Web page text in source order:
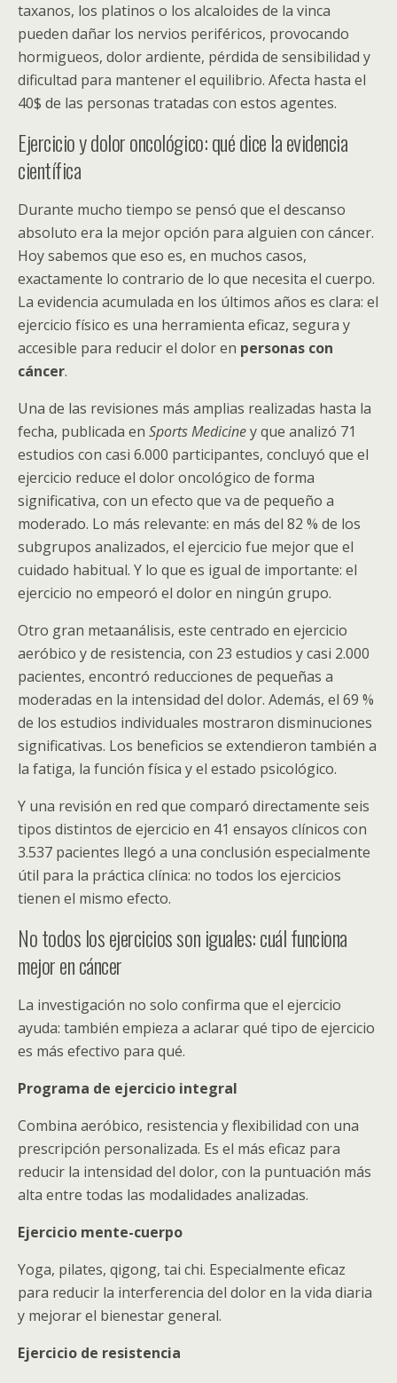
taxanos, los platinos o los alcaloides de la vinca
pueden dañar los nervios periféricos, provocando
hormigueos, dolor ardiente, pérdida de sensibilidad y
dificultad para mantener el equilibrio. Afecta hasta el
40$ de las personas tratadas con estos agentes.
Ejercicio y dolor oncológico: qué dice la evidencia
científica
Durante mucho tiempo se pensó que el descanso
absoluto era la mejor opción para alguien con cáncer.
Hoy sabemos que eso es, en muchos casos,
exactamente lo contrario de lo que necesita el cuerpo.
La evidencia acumulada en los últimos años es clara: el
ejercicio físico es una herramienta eficaz, segura y
accesible para reducir el dolor en personas con
cáncer.
Una de las revisiones más amplias realizadas hasta la
fecha, publicada en Sports Mediciney que analizó 71
estudios con casi 6.000 participantes, concluyó que el
ejercicio reduce el dolor oncológico de forma
significativa, con un efecto que va de pequeño a
moderado. Lo más relevante: en más del 82 % de los
subgrupos analizados, el ejercicio fue mejor que el
cuidado habitual. Y lo que es igual de importante: el
ejercicio no empeoró el dolor en ningún grupo.
Otro gran metaanálisis, este centrado en ejercicio
aeróbico y de resistencia, con 23 estudios y casi 2.000
pacientes, encontró reducciones de pequeñas a
moderadas en la intensidad del dolor. Además, el 69 %
de los estudios individuales mostraron disminuciones
significativas. Los beneficios se extendieron también a
la fatiga, la función física y el estado psicológico.
Y una revisión en red que comparó directamente seis
tipos distintos de ejercicio en 41 ensayos clínicos con
3.537 pacientes llegó a una conclusión especialmente
útil para la práctica clínica: no todos los ejercicios
tienen el mismo efecto.
No todos los ejercicios son iguales: cuál funciona
mejor en cáncer
La investigación no solo confirma que el ejercicio
ayuda: también empieza a aclarar qué tipo de ejercicio
es más efectivo para qué.
Programa de ejercicio integral
Combina aeróbico, resistencia y flexibilidad con una
prescripción personalizada. Es el más eficaz para
reducir la intensidad del dolor, con la puntuación más
alta entre todas las modalidades analizadas.
Ejercicio mente-cuerpo
Yoga, pilates, qigong, tai chi. Especialmente eficaz
para reducir la interferencia del dolor en la vida diaria
y mejorar el bienestar general.
Ejercicio de resistencia